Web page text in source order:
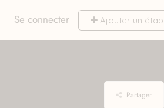
Se connecter Ajouter un
Partager